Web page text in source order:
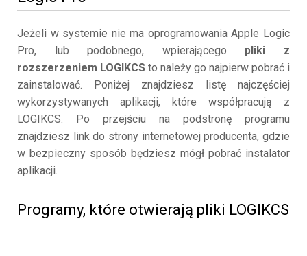
Jeżeli w systemie nie ma oprogramowania Apple Logic
Pro, lub podobnego, wpierającego pliki z
rozszerzeniem LOGIKCS to należy go najpierw pobrać i
zainstalować. Poniżej znajdziesz listę najczęściej
wykorzystywanych aplikacji, które współpracują z
LOGIKCS. Po przejściu na podstronę programu
znajdziesz link do strony internetowej producenta, gdzie
w bezpieczny sposób będziesz mógł pobrać instalator
aplikacji.
Programy, które otwierają pliki LOGIKCS